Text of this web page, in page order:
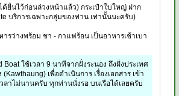
ด้ยื่นไว้ก่อนล่วงหน้าแล้ว) กระเป๋าใบใหญ่ ฝาก
บริการเฉพาะกลุ่มของท่าน เท่านั้นนะครับ)
ารว่างพร้อม ชา - กาแฟร้อน เป็นอาหารเช้าเบา
Boat ใช้เวลา 9 นาทีจากฝั่งระนอง ถึงฝั่งประเทศ
เพื่อดำเนินการ เรื่องเอกสาร เข้า
าไม่นานครับ ทุกท่านนั่งรอ บนเรือได้เลยครับ